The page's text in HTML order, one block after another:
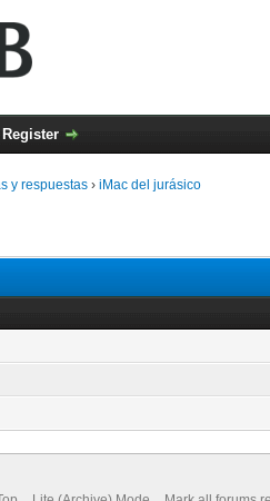
Register
y respuestas › iMac del jurásico